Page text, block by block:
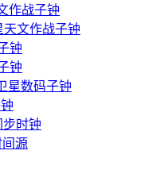
作战子钟
天文作战子钟
钟
钟
星数码子钟
步时钟
源